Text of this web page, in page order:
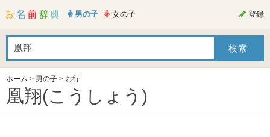
男の子 女の子 登録
ホーム > 男の子 > お行
凰翔(こうしょう)